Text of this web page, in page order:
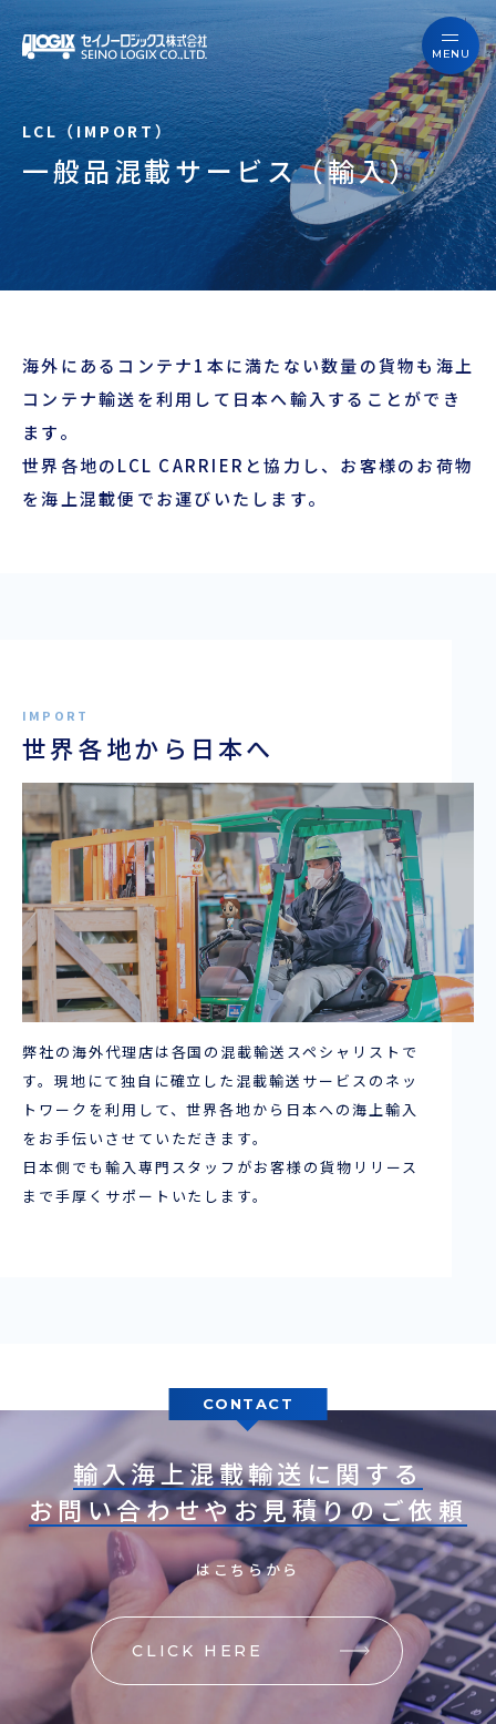
会員ログイン
本船スケジュール
セイノーロジックスを知る
サービス
事例
企業情報
セイノーロジックスを知る
サービス
よくあるご質問
ニュース
企業情報
会員ログイン
お役立ちメニュー（輸出）
お問い合わせ
お役立ち資料
ENGLISH
一般品混載サービス（輸入）
海外にあるコンテナ1本に満たない数量の貨物も海上
コンテナ輸送を利用して日本へ輸入することができ
ます。
世界各地のLCL CARRIERと協力し、お客様のお荷物
を海上混載便でお運びいたします。
世界各地から日本へ
弊社の海外代理店は各国の混載輸送スペシャリストで
す。現地にて独自に確立した混載輸送サービスのネッ
トワークを利用して、世界各地から日本への海上輸入
をお手伝いさせていただきます。
日本側でも輸入専門スタッフがお客様の貨物リリース
まで手厚くサポートいたします。
CONTACT
輸入海上混載輸送に関する
お問い合わせやお見積りのご依頼
はこちらから
CLICK HERE